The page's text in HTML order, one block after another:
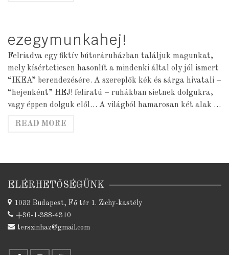
ezegymunkahej!
Felriadva egy fiktív bútoráruházban találjuk magunkat,
mely kísértetiesen hasonlít a mindenki által oly jól ismert
“IKEA” berendezésére. A szereplők kék és sárga hivatali –
“hejenként” HEJ! feliratú – ruhákban sietnek dolgukra,
vagy éppen dolguk elől… A világból hamarosan két alak …
READ MORE
ELÉRHETŐSÉGÜNK
1033 Budapest, Fő tér 1. Zichy-kastély
+36-1-388-4310
terszinhaz@gmail.com